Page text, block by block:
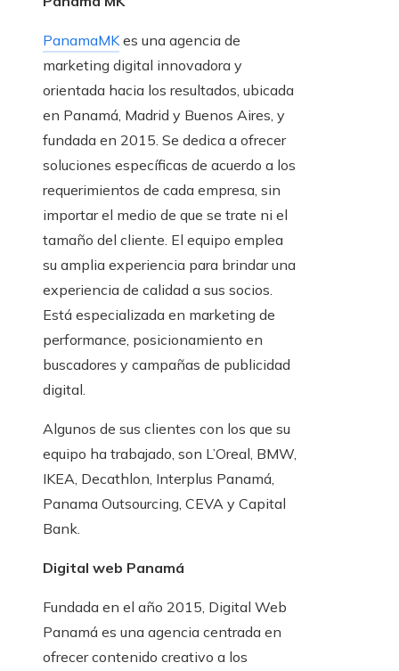
PanamaMKes una agencia de
marketing digital innovadora y
orientada hacia los resultados, ubicada
en Panamá, Madrid y Buenos Aires, y
fundada en 2015. Se dedica a ofrecer
soluciones específicas de acuerdo a los
requerimientos de cada empresa, sin
importar el medio de que se trate ni el
tamaño del cliente. El equipo emplea
su amplia experiencia para brindar una
experiencia de calidad a sus socios.
Está especializada en marketing de
performance, posicionamiento en
buscadores y campañas de publicidad
digital.
Algunos de sus clientes con los que su
equipo ha trabajado, son L’Oreal, BMW,
IKEA, Decathlon, Interplus Panamá,
Panama Outsourcing, CEVA y Capital
Bank.
Digital web Panamá
Fundada en el año 2015, Digital Web
Panamá es una agencia centrada en
ofrecer contenido creativo a los